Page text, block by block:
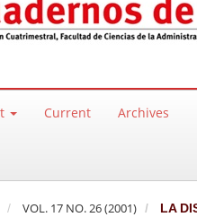
Current Archives
VOL. 17 NO. 26 (2001) LA